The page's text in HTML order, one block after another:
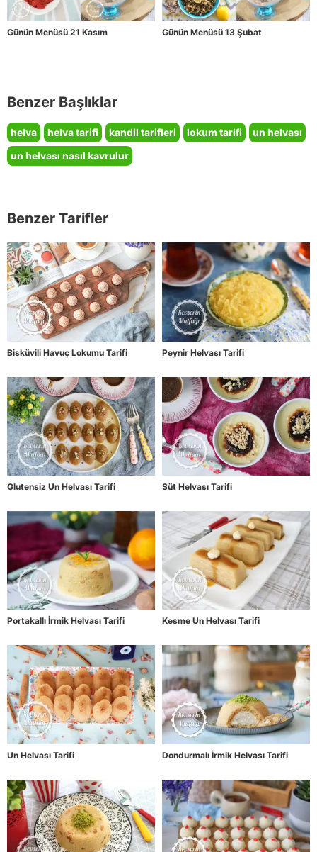
Günün Menüsü 21 Kasım Günün Menüsü 13 Şubat
Benzer Başlıklar
helva helva tarifi kandil tarifleri lokum tarifi
un helvası
un helvası nasıl kavrulur
Benzer Tarifler
Bisküvili Havuç Lokumu Tarifi Peynir Helvası Tarifi
Glutensiz Un Helvası Tarifi Süt Helvası Tarifi
Portakallı İrmik Helvası Tarifi Kesme Un Helvası Tarifi
Un Helvası Tarifi Dondurmalı İrmik Helvası Tarifi